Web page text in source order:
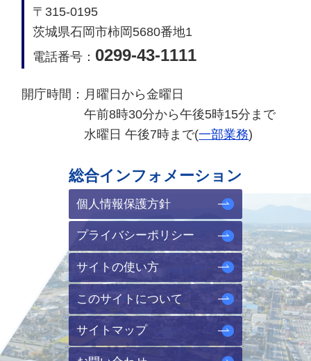
〒315-0195
茨城県石岡市柿岡5680番地1
電話番号： 0299-43-1111
開庁時間： 月曜日から金曜日
午前8時30分から午後5時15分まで
水曜日 午後7時まで(一部業務)
総合インフォメーション
個人情報保護方針
プライバシーポリシー
サイトの使い方
このサイトについて
サイトマップ